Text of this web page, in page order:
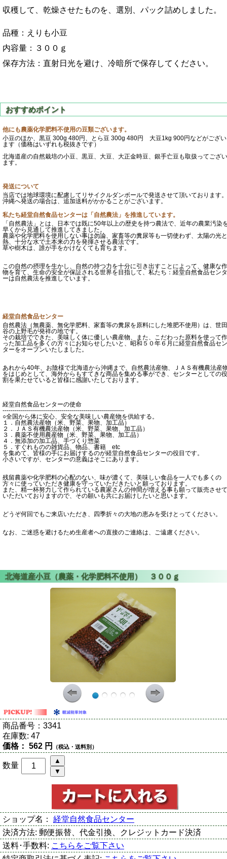
収穫して、乾燥させたものを、選別、パック詰めしました。
品種：えりも小豆
内容量：３００ｇ
保存方法：直射日光を避け、冷暗所で保存してください。
他にも農薬化学肥料不使用の豆類ございます。
小豆のほか、黒豆 300g 480円、とら豆 300g 480円 大豆1kg 900円などがござい
ます（価格はいずれも税抜きです）
北海道産の自然栽培の小豆、黒豆、大豆、大正金時豆、銀手亡豆も取扱ってござい
ます。
発送について
当店では地球環境に配慮してリサイクルダンボールで発送させて頂いております。
沖縄へ発送の場合は、追加送料がかかることがございます。
私たち経堂自然食品センターは「自然農法」を推進しています。
「自然農法」とは、日本では既に50年以上の歴史を持つ農法で、近年の農業汚染
早くから見通して推進してきました。
農薬や化学肥料を使用しない事は勿論、家畜等の糞尿等も一切使わず、太陽の光と
熱、十分な水で土本来の力を発揮させる農法です。
草や樹木は、誰が手をかけなくても育ちます。
この自然の摂理を生かし、自然の持つ力を十分に引き出すことによって、健康な作
物を育て、生命の安全が保証される世界を目指して、私たち：経堂自然食品センタ
ーは自然農法を推進しています。
経堂自然食品センター
自然農法（無農薬、無化学肥料、家畜等の糞尿を原料にした堆肥不使用）は、世田
谷の上野毛が発祥の地です。
その栽培でできた、美味しく体に優しい農産物、また、こだわった原料を使って作
った加工品を多くの方々にお知らせしたいと、昭和５０年６月に経堂自然食品セン
ターをオープンいたしました。
あれから40年、お陰様で北海道から沖縄まで、自然農法産物、ＪＡＳ有機農法産
をはじめとして、海外からもすてきな商品を集める事ができ、センターとしての役
割を果たせていると皆様に感謝いたしております。
経堂自然食品センターの使命
------------------------------------------------------------
○全国から体に安心、安全な美味しい農産物を供給する。
１．自然農法産物（米、野菜、果物、加工品）
２．ＪＡＳ有機農法産物（米、野菜、果物、加工品）
３．農薬不使用農産物（米、野菜、果物、加工品）
４．無添加の加工品、手づくり惣菜
５．すぐれものの雑貨品、物品、書籍 etc
を集めて、皆様の手にお届けするのが経堂自然食品センターの役目です。
小さいですが、センターの意義はそこにあります。
残留農薬や化学肥料の心配のない、味が濃くて、美味しい食品を一人でも多くの
方々に使っていただき健康を守っていただきたいと願っております。
また、精一杯努力して作られている農家さんの仲間が増える事も願って販売させて
いただいておりますので、その願いも共にお届けしたいと思います。
どうぞ何回でもご来店いただき、四季折々の大地の恵みを受けとってください。
なお、ご迷惑を避けるため生産者への直接のご連絡は、ご遠慮ください。
商品番号： 3341
在庫数: 47
価格： 562 円 （税込・送料別）
数量
ショップ名： 経堂自然食品センター
決済方法: 郵便振替、代金引換、クレジットカード決済
送料･手数料: こちらをご覧下さい